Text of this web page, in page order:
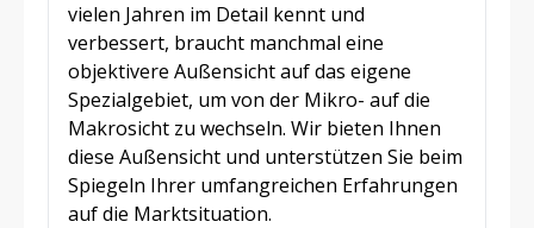
vielen Jahren im Detail kennt und
verbessert, braucht manchmal eine
objektivere Außensicht auf das eigene
Spezialgebiet, um von der Mikro- auf die
Makrosicht zu wechseln. Wir bieten Ihnen
diese Außensicht und unterstützen Sie beim
Spiegeln Ihrer umfangreichen Erfahrungen
auf die Marktsituation.